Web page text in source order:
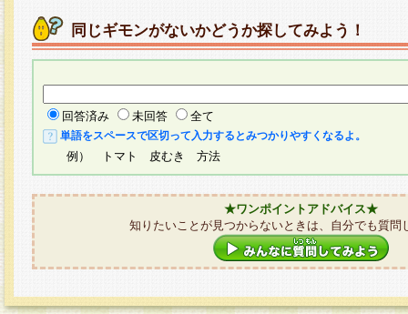
同じギモンがないかどうか探してみよう！
回答済み 未回答 全て
単語をスペースで区切って入力するとみつかりやすくなるよ。
例） トマト 皮むき 方法
★ワンポイントアドバイス★
知りたいことが見つからないときは、自分でも質問